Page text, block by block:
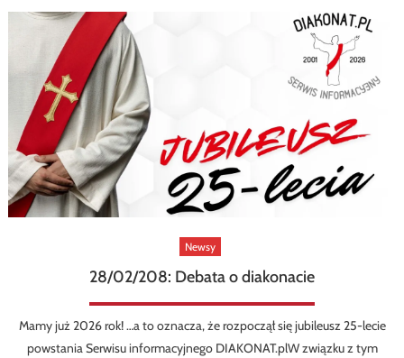
Newsy
28/02/208: Debata o diakonacie
Mamy już 2026 rok! …a to oznacza, że rozpoczął się jubileusz 25-lecie
powstania Serwisu informacyjnego DIAKONAT.plW związku z tym